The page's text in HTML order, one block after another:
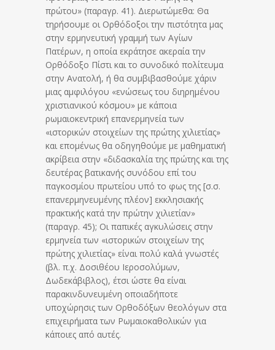
πρώτου» (παραγρ. 41). Διερωτώμεθα: Θα
τηρήσουμε οι Ορθόδοξοι την πιστότητα μας
στην ερμηνευτική γραμμή των Αγίων
Πατέρων, η οποία εκράτησε ακεραία την
Ορθόδοξο Πίστι και το συνοδικό πολίτευμα
στην Ανατολή, ή θα συμβιβασθούμε χάριν
μιας αμφιλόγου «ενώσεως του διηρημένου
χριστιανικού κόσμου» με κάποια
ρωμαιοκεντρική επανερμηνεία των
«ιστορικών στοιχείων της πρώτης χιλιετίας»
και επομένως θα οδηγηθούμε με μαθηματική
ακρίβεια στην «διδασκαλία της πρώτης και της
δευτέρας βατικανής συνόδου επί του
παγκοσμίου πρωτείου υπό το φως της [σ.σ.
επανερμηνευμένης πλέον] εκκλησιακής
πρακτικής κατά την πρώτην χιλιετίαν»
(παραγρ. 45); Οι παπικές αγκυλώσεις στην
ερμηνεία των «ιστορικών στοιχείων της
πρώτης χιλιετίας» είναι πολύ καλά γνωστές
(βλ. π.χ. Δοσιθέου Ιεροσολύμων,
Δωδεκάβιβλος), έτσι ώστε θα είναι
παρακινδυνευμένη οποιαδήποτε
υποχώρησις των Ορθοδόξων θεολόγων στα
επιχειρήματα των Ρωμαιοκαθολικών για
κάποιες από αυτές.